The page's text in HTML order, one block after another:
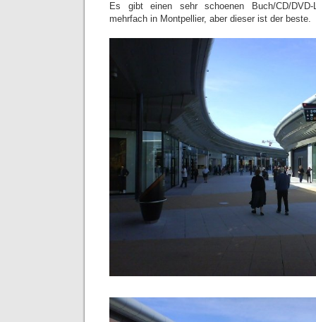
Es gibt einen sehr schoenen Buch/CD/
mehrfach in Montpellier, aber dieser ist der beste.